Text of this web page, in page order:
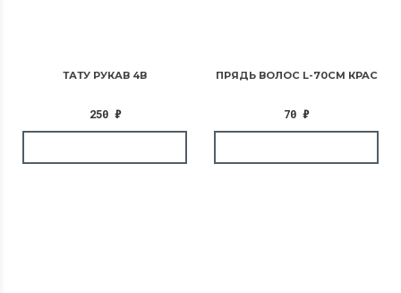
ТАТУ РУКАВ 4В
250 ₽
ПРЯДЬ ВОЛОС L-70СМ КРАС
70 ₽